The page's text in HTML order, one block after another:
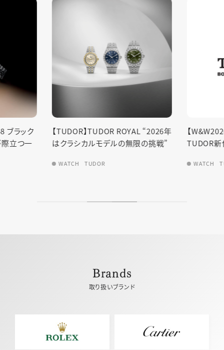
“2026年
の挑戦”
【W&W2026間近】2025年の
TUDOR新作振り返り
WATCH TUDOR
【TUDOR
イト―
WATCH
Brands
取り扱いブランド